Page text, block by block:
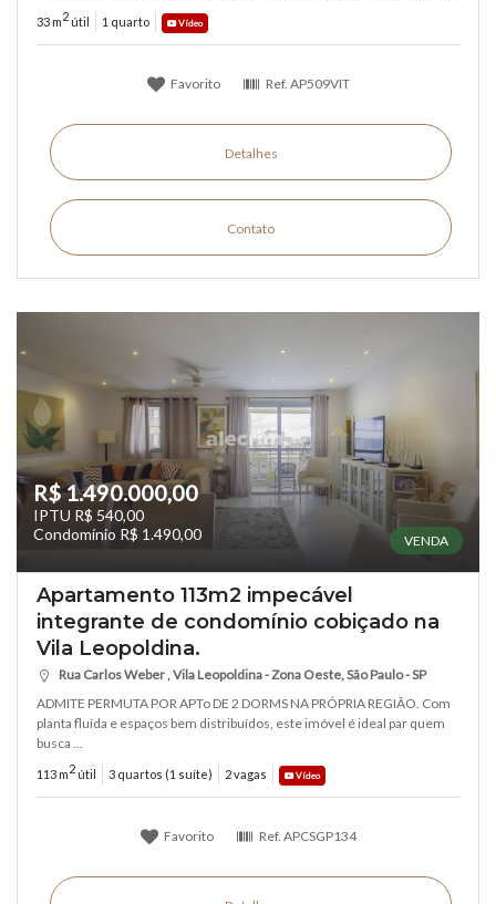
33 m2 útil 1 quarto Vídeo
Favorito Ref. AP509VIT
Detalhes
Contato
R$ 1.490.000,00
IPTU R$ 540,00
Condomínio R$ 1.490,00
VENDA
Apartamento 113m2 impecável
integrante de condomínio cobiçado na
Vila Leopoldina.
Rua Carlos Weber , Vila Leopoldina - Zona Oeste, São Paulo - SP
ADMITE PERMUTA POR APTo DE 2 DORMS NA PRÓPRIA REGIÃO. Com
planta fluída e espaços bem distribuídos, este imóvel é ideal par quem
busca ...
113 m2 útil 3 quartos (1 suíte) 2 vagas Vídeo
Favorito Ref. APCSGP134